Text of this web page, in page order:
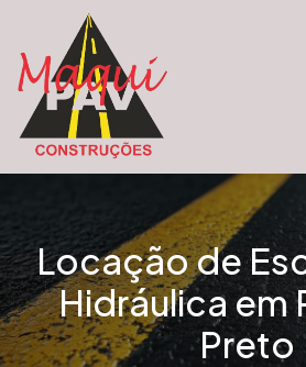
Locação de
Hidráulica em
Preto